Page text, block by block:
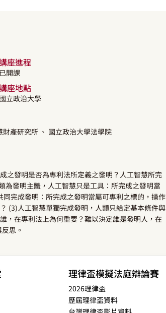
座進程
已開課
座地點
國立政治大學
財產研究所 、 國立政治大學法學院
之發明是否為專利法所定義之發明？人工智慧所完
為發明主體，人工智慧只是工具：所完成之發明當
完成發明：所完成之發明當屬可專利之標的，操作
(3)人工智慧單獨完成發明，人類只給定基本條件與
，在專利法上為何重要？難以決定誰是發明人，在
思。
理律盃模擬法庭辯論賽
2026理律盃
歷屆理律盃資料